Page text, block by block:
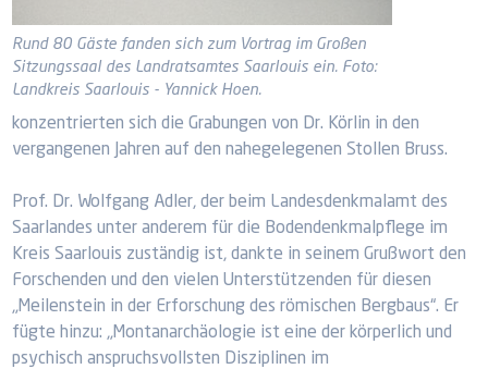
Rund 80 Gäste fanden sich zum Vortrag im Großen
Sitzungssaal des Landratsamtes Saarlouis ein. Foto:
Landkreis Saarlouis - Yannick Hoen.
konzentrierten sich die Grabungen von Dr. Körlin in den
vergangenen Jahren auf den nahegelegenen Stollen Bruss.
Prof. Dr. Wolfgang Adler, der beim Landesdenkmalamt des
Saarlandes unter anderem für die Bodendenkmalpflege im
Kreis Saarlouis zuständig ist, dankte in seinem Grußwort den
Forschenden und den vielen Unterstützenden für diesen
„Meilenstein in der Erforschung des römischen Bergbaus“. Er
fügte hinzu: „Montanarchäologie ist eine der körperlich und
psychisch anspruchsvollsten Disziplinen im